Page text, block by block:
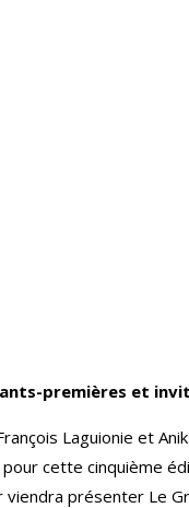
premières et
Laguionie et
cette cinquième
viendra présenter Le